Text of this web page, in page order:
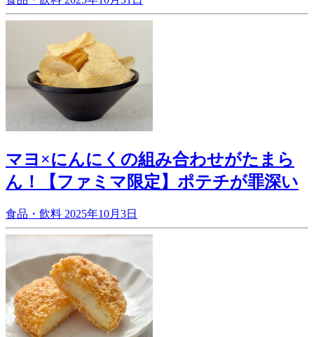
マヨ×にんにくの組み合わせがたまら
ん！【ファミマ限定】ポテチが罪深い
食品・飲料 2025年10月3日